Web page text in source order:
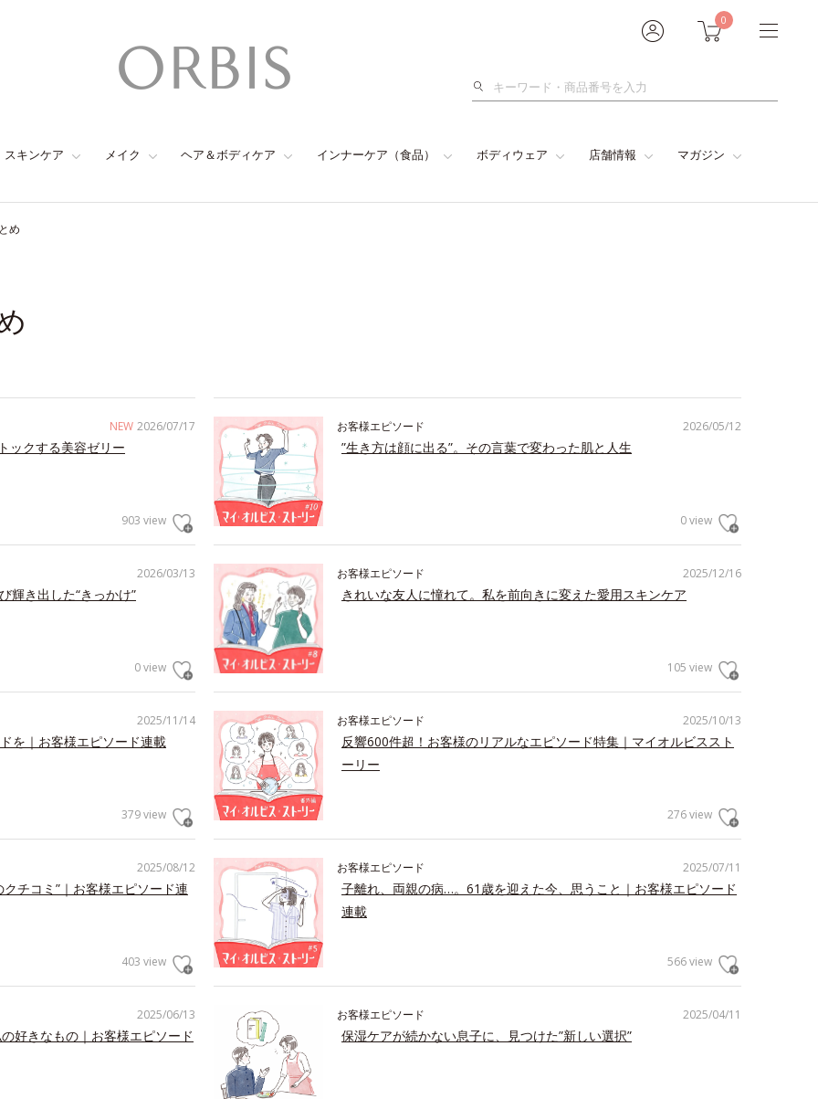
0
検
スキンケア メイク ヘア＆ボディケア インナーケア（食品） ボディウェア 店舗情報 マガジン
め
NEW 2026/07/17
ックする美容ゼリー
903 view
2026/05/12
お客様エピソード
”生き方は顔に出る”。その言葉で変わった肌と人生
0 view
2026/03/13
輝き出した“きっかけ”
0 view
2025/12/16
お客様エピソード
きれいな友人に憧れて。私を前向きに変えた愛用スキンケア
105 view
2025/11/14
を｜お客様エピソード連載
379 view
2025/10/13
お客様エピソード
反響600件超！お客様のリアルなエピソード特集｜マイオルビススト
ーリー
276 view
2025/08/12
チコミ”｜お客様エピソード連
403 view
2025/07/11
お客様エピソード
子離れ、両親の病…。61歳を迎えた今、思うこと｜お客様エピソード
連載
566 view
2025/06/13
好きなもの｜お客様エピソード
2025/04/11
お客様エピソード
保湿ケアが続かない息子に、見つけた”新しい選択”